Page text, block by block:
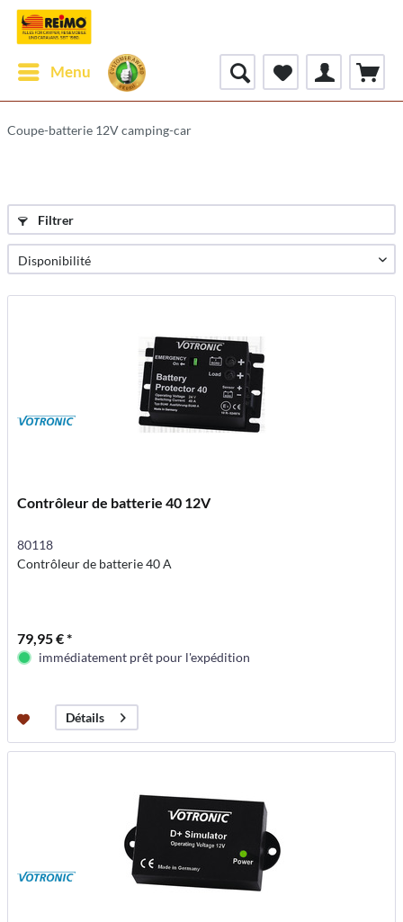
Menu
Coupe-batterie 12V camping-car
Filtrer
Contrôleur de batterie 40 12V
80118
Contrôleur de batterie 40 A
79,95 € *
immédiatement prêt pour l'expédition
Détails